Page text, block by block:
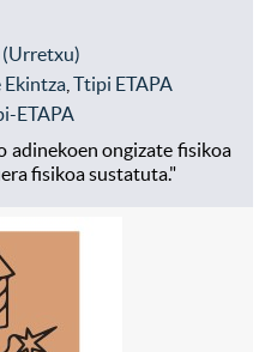
(Urretxu)
Ekintza Ttipi ETAPA
ETAPA
adinekoen ongizate fisikoa
fisikoa sustatuta."